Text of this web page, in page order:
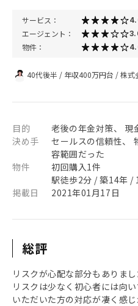
サービス：
エージェント：
物件：
40代後半 / 年収400万円台 /株式
目的
老後の年金対策、 現
決め手
セールスの信頼性、
容範囲だった
物件
初回購入1件
駅徒歩2分 / 築14年 /
掲載日
2021年01月17日
総評
リスクが心配な部分もありま
リスクは少なく初心者には向
いただいた方の対応が凄く感